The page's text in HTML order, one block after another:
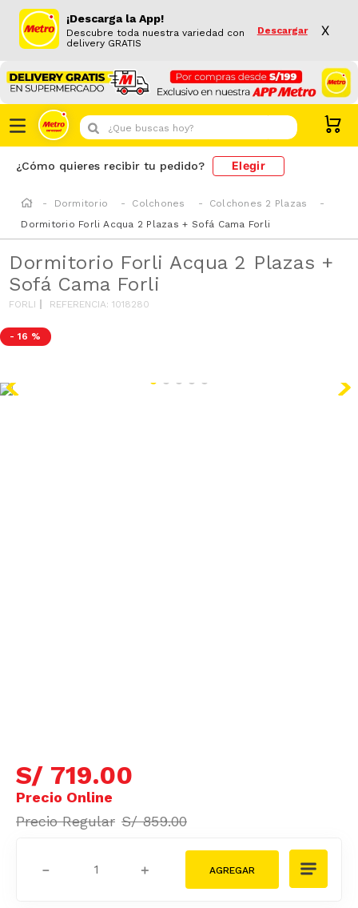
¡Descarga la App!
Descubre toda nuestra variedad con
delivery GRATIS
Descargar X
¿Que buscas hoy?
¿Cómo quieres recibir tu pedido? Elegir
Dormitorio Colchones
Colchones 2 Plazas
Dormitorio Forli Acqua 2 Plazas + Sofá Cama Forli
Dormitorio Forli Acqua 2 Plazas +
Sofá Cama Forli
FORLI REFERENCIA:1018280
- 16 %
S/ 719.00
S/ 859.00
＋
－